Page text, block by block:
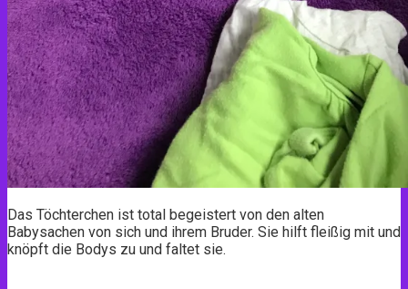
Das Töchterchen ist total begeistert von den alten
Babysachen von sich und ihrem Bruder. Sie hilft fleißig mit und
knöpft die Bodys zu und faltet sie.